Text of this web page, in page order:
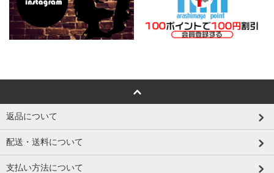
返品について
配送・送料について
支払い方法について